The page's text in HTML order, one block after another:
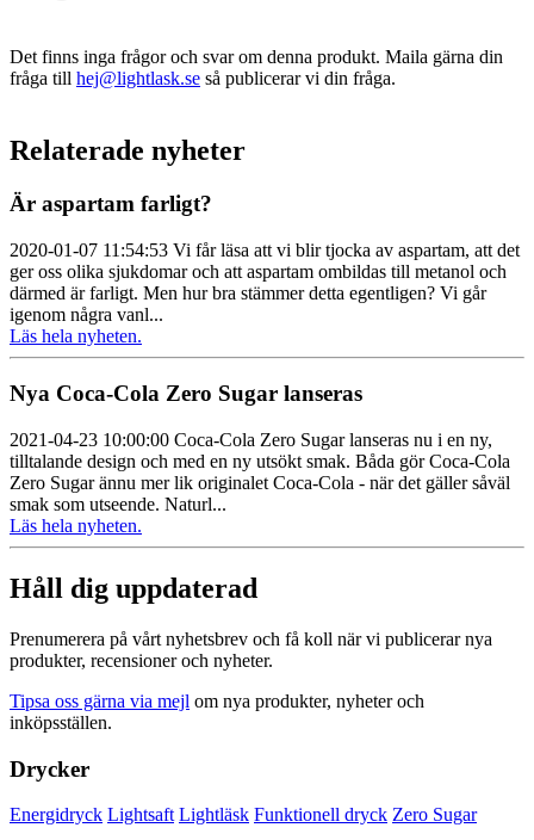
Det finns inga frågor och svar om denna produkt. Maila gärna din
fråga till hej@lightlask.se så publicerar vi din fråga.
Relaterade nyheter
Är aspartam farligt?
2020-01-07 11:54:53 Vi får läsa att vi blir tjocka av aspartam, att det
ger oss olika sjukdomar och att aspartam ombildas till metanol och
därmed är farligt. Men hur bra stämmer detta egentligen? Vi går
igenom några vanl...
Läs hela nyheten.
Nya Coca-Cola Zero Sugar lanseras
2021-04-23 10:00:00 Coca‑Cola Zero Sugar lanseras nu i en ny,
tilltalande design och med en ny utsökt smak. Båda gör Coca‑Cola
Zero Sugar ännu mer lik originalet Coca‑Cola - när det gäller såväl
smak som utseende. Naturl...
Läs hela nyheten.
Håll dig uppdaterad
Prenumerera på vårt nyhetsbrev och få koll när vi publicerar nya
produkter, recensioner och nyheter.
Tipsa oss gärna via mejl om nya produkter, nyheter och
inköpsställen.
Drycker
Energidryck Lightsaft Lightläsk Funktionell dryck Zero Sugar